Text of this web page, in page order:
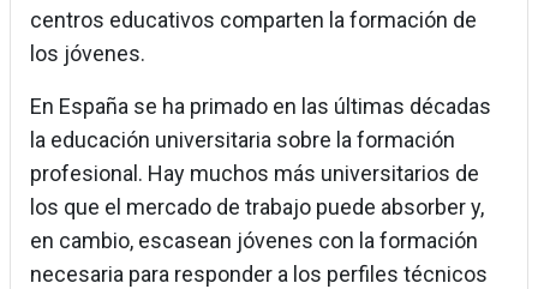
centros educativos comparten la formación de
los jóvenes.
En España se ha primado en las últimas décadas
la educación universitaria sobre la formación
profesional. Hay muchos más universitarios de
los que el mercado de trabajo puede absorber y,
en cambio, escasean jóvenes con la formación
necesaria para responder a los perfiles técnicos